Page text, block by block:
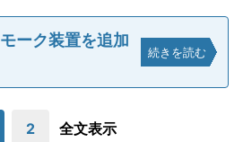
ーク装置を追加
続きを読む
2 全文表示